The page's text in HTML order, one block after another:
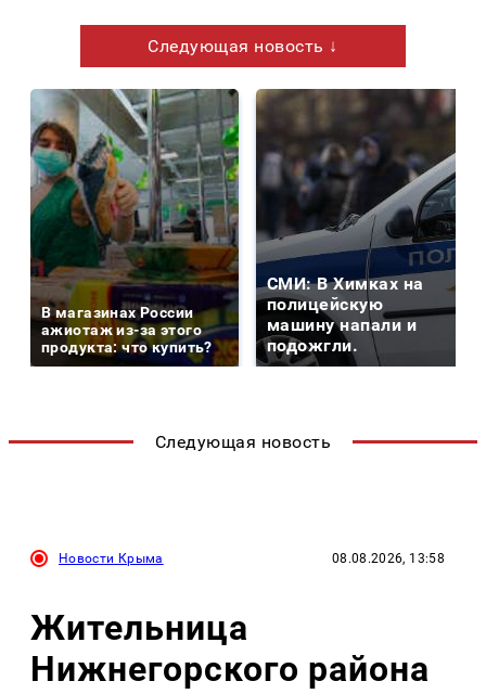
Следующая новость ↓
В магазинах России
ажиотаж из-за этого
продукта: что купить?
СМИ: В Химках на
полицейскую
машину напали и
подожгли.
Следующая новость
Новости Крыма 08.08.2026, 13:58
Жительница
Нижнегорского района